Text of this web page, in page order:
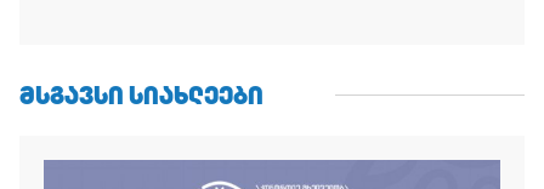
ᲛᲡᲒᲐᲕᲡᲘ ᲡᲘᲐᲮᲚᲔᲔᲑᲘ